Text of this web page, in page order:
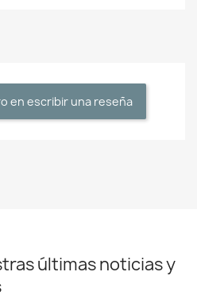
en escribir una reseña
últimas noticias y